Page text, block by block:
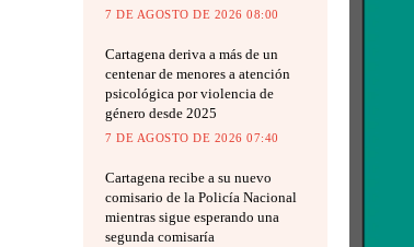
7 DE AGOSTO DE 2026 08:00
Cartagena deriva a más de un
centenar de menores a atención
psicológica por violencia de
género desde 2025
7 DE AGOSTO DE 2026 07:40
Cartagena recibe a su nuevo
comisario de la Policía Nacional
mientras sigue esperando una
segunda comisaría